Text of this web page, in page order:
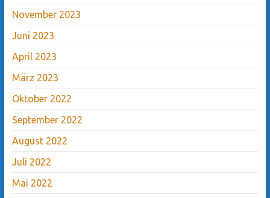
November 2023
Juni 2023
April 2023
März 2023
Oktober 2022
September 2022
August 2022
Juli 2022
Mai 2022